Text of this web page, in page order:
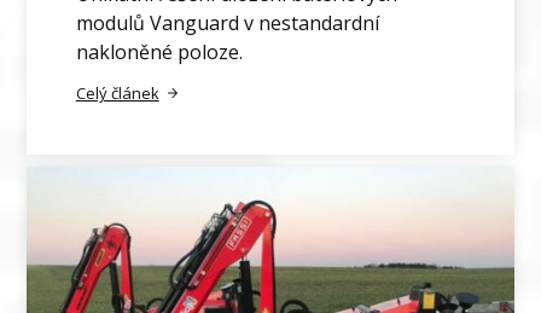
modulů Vanguard v nestandardní
nakloněné poloze.
Celý článek